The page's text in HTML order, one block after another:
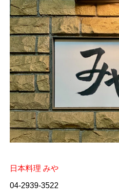
日本料理 みや
04-2939-3522